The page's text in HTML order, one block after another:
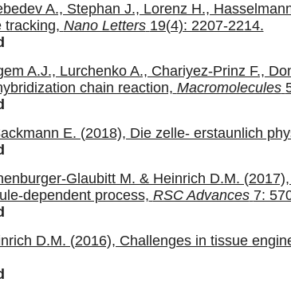
A., Stephan J., Lorenz H.,
tracking, Nano Letters 19(4): 2207-2214.
A.J., Lurchenko A., Chariyez-Prinz F.,
chain reaction, Macromolecules
E. (2018), Die zelle- erstaunlich
Glaubitt M. & Heinrich D.M.
dependent process, RSC Advances 7:
D.M. (2016), Challenges in tissue